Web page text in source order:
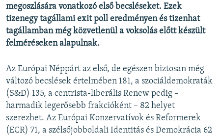
Valamennyi RFE/RL weboldal
megoszlására vonatkozó első becsléseket. Ezek
tizenegy tagállami exit poll eredményen és tizenhat
tagállamban még közvetlenül a voksolás előtt készült
felméréseken alapulnak.
Az Európai Néppárt az első, de egészen biztosan még
változó becslések értelmében 181, a szociáldemokraták
(S&D) 135, a centrista-liberális Renew pedig –
harmadik legerősebb frakcióként – 82 helyet
szerezhet. Az Európai Konzervatívok és Reformerek
(ECR) 71, a szélsőjobboldali Identitás és Demokrácia 62